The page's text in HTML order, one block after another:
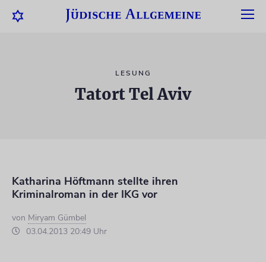
LESUNG
Tatort Tel Aviv
Katharina Höftmann stellte ihren
Kriminalroman in der IKG vor
von Miryam Gümbel
03.04.2013 20:49 Uhr